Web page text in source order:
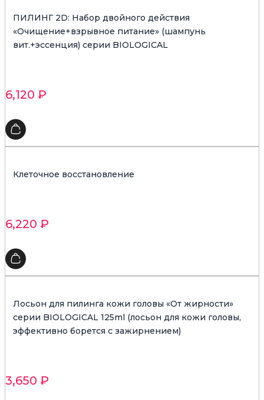
ПИЛИНГ 2D: Набор двойного действия
«Очищение+взрывное питание» (шампунь
вит.+эссенция) серии BIOLOGICAL
6,120 ₽
Клеточное восстановление
6,220 ₽
Лосьон для пилинга кожи головы «От жирности»
серии BIOLOGICAL 125ml (лосьон для кожи головы,
эффективно борется с зажирнением)
3,650 ₽